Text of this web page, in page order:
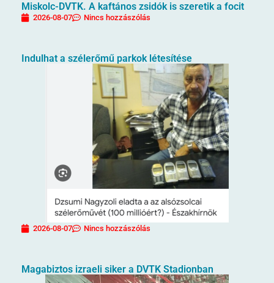
Miskolc-DVTK. A kaftános zsidók is szeretik a focit
2026-08-07 Nincs hozzászólás
Indulhat a szélerőmű parkok létesítése
2026-08-07 Nincs hozzászólás
Magabiztos izraeli siker a DVTK Stadionban